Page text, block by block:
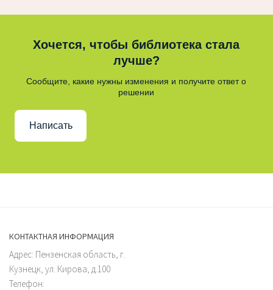
Хочется, чтобы библиотека стала
лучше?
Сообщите, какие нужны изменения и получите ответ о
решении
Написать
КОНТАКТНАЯ ИНФОРМАЦИЯ
Адрес: Пензенская область, г.
Кузнецк, ул. Кирова, д.100
Телефон: